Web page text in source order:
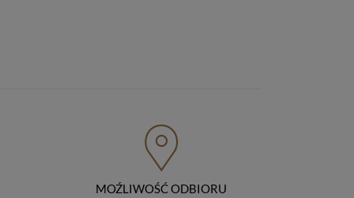
MOŹLIWOŚĆ ODBIORU